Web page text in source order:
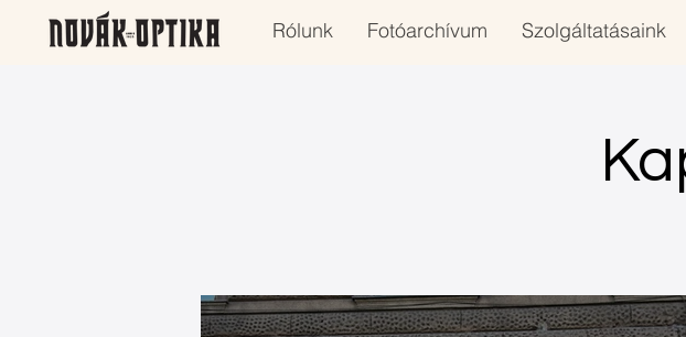
Rólunk Fotóarchívum Szolgáltatásaink